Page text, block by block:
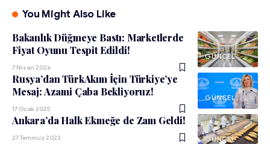
You Might Also Like
GÜNCEL
Bakanlık Düğmeye Bastı: Marketlerde
Fiyat Oyunu Tespit Edildi!
7 Nisan 2026
GÜNCEL
Rusya’dan TürkAkım İçin Türkiye’ye
Mesaj: Azami Çaba Bekliyoruz!
17 Ocak 2025
GÜNCEL
Ankara’da Halk Ekmeğe de Zam Geldi!
27 Temmuz 2023